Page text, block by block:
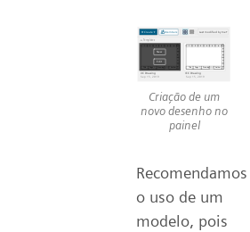
Criação de um
novo desenho no
painel
Recomendamos
o uso de um
modelo, pois